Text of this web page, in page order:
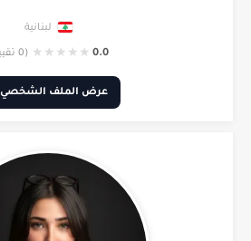
لبنانية
0.0
★
★
★
★
★ (0 تقييم)
عرض الملف الشخصي